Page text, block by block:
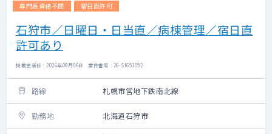
専門医資格不問
宿日直許可
石狩市／日曜日・日当直／病棟管理／宿日直
許可あり
掲載更新日 : 2026年08月06日 案件番号 : 26-SI651052
路線 札幌市営地下鉄南北線
勤務地 北海道石狩市